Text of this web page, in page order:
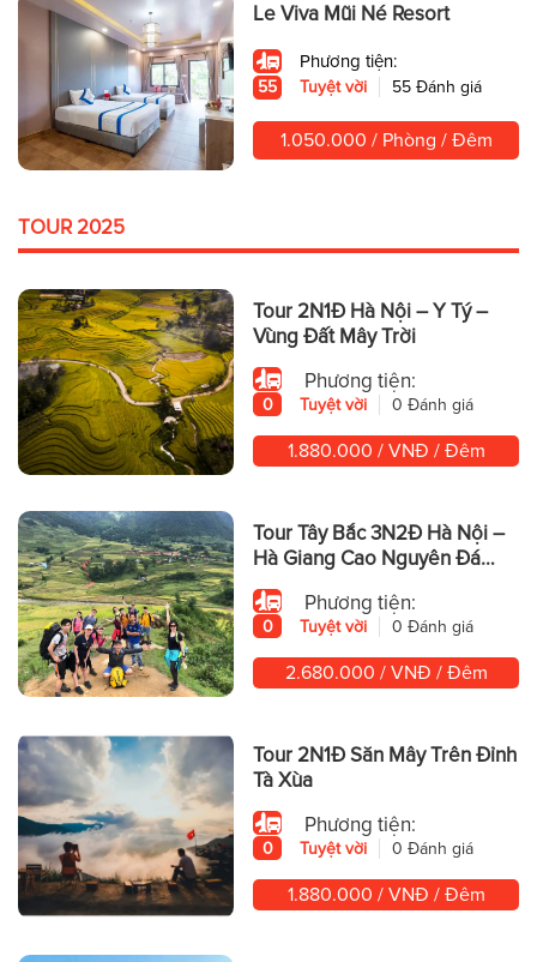
Le Viva Mũi Né Resort
Phương tiện:
55 Tuyệt vời 55 Đánh giá
1.050.000 / Phòng / Đêm
TOUR 2025
Tour 2N1Đ Hà Nội – Y Tý –
Vùng Đất Mây Trời
Phương tiện:
0 Tuyệt vời 0 Đánh giá
1.880.000 / VNĐ / Đêm
Tour Tây Bắc 3N2Đ Hà Nội –
Hà Giang Cao Nguyên Đá
Hùng Vĩ
Phương tiện:
0 Tuyệt vời 0 Đánh giá
2.680.000 / VNĐ / Đêm
Tour 2N1Đ Săn Mây Trên Đỉnh
Tà Xùa
Phương tiện:
0 Tuyệt vời 0 Đánh giá
1.880.000 / VNĐ / Đêm